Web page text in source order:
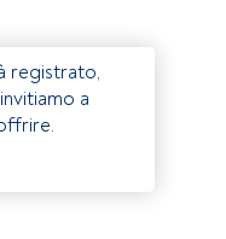
registrato,
a